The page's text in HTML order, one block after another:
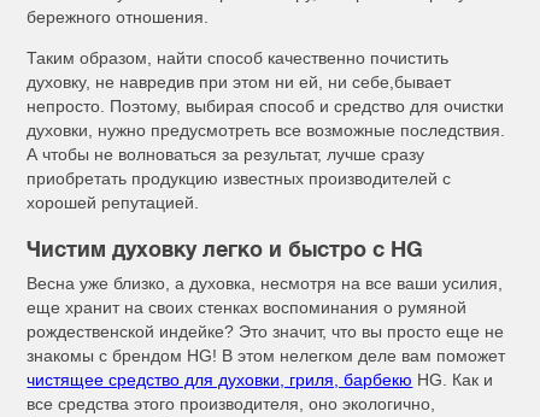
бережного отношения.
Таким образом, найти способ качественно почистить
духовку, не навредив при этом ни ей, ни себе,бывает
непросто. Поэтому, выбирая способ и средство для очистки
духовки, нужно предусмотреть все возможные последствия.
А чтобы не волноваться за результат, лучше сразу
приобретать продукцию известных производителей с
хорошей репутацией.
Чистим духовку легко и быстро с HG
Весна уже близко, а духовка, несмотря на все ваши усилия,
еще хранит на своих стенках воспоминания о румяной
рождественской индейке? Это значит, что вы просто еще не
знакомы с брендом HG! В этом нелегком деле вам поможет
чистящее средство для духовки, гриля, барбекю HG. Как и
все средства этого производителя, оно экологично,